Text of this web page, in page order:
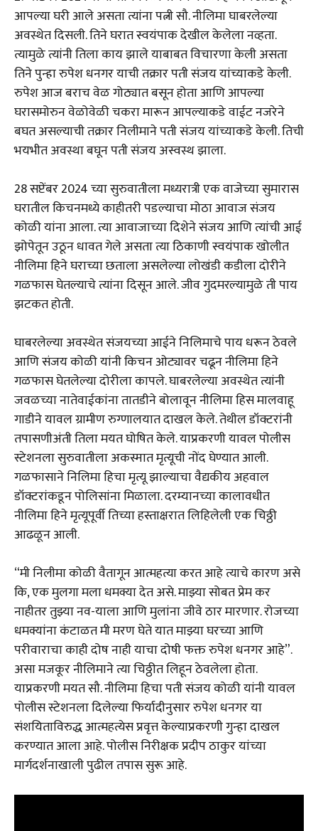
आपल्या घरी आले असता त्यांना पत्नी सौ. नीलिमा घाबरलेल्या
अवस्थेत दिसली. तिने घरात स्वयंपाक देखील केलेला नव्हता.
त्यामुळे त्यांनी तिला काय झाले याबाबत विचारणा केली असता
तिने पुन्हा रुपेश धनगर याची तक्रार पती संजय यांच्याकडे केली.
रुपेश आज बराच वेळ गोठ्यात बसून होता आणि आपल्या
घरासमोरुन वेळोवेळी चकरा मारून आपल्याकडे वाईट नजरेने
बघत असल्याची तक्रार निलीमाने पती संजय यांच्याकडे केली. तिची
भयभीत अवस्था बघून पती संजय अस्वस्थ झाला.
28 सप्टेंबर 2024 च्या सुरुवातीला मध्यरात्री एक वाजेच्या सुमारास
घरातील किचनमध्ये काहीतरी पडल्याचा मोठा आवाज संजय
कोळी यांना आला. त्या आवाजाच्या दिशेने संजय आणि त्यांची आई
झोपेतून उठून धावत गेले असता त्या ठिकाणी स्वयंपाक खोलीत
नीलिमा हिने घराच्या छताला असलेल्या लोखंडी कडीला दोरीने
गळफास घेतल्याचे त्यांना दिसून आले. जीव गुदमरल्यामुळे ती पाय
झटकत होती.
घाबरलेल्या अवस्थेत संजयच्या आईने निलिमाचे पाय धरून ठेवले
आणि संजय कोळी यांनी किचन ओट्यावर चढून नीलिमा हिने
गळफास घेतलेल्या दोरीला कापले. घाबरलेल्या अवस्थेत त्यांनी
जवळच्या नातेवाईकांना तातडीने बोलावून नीलिमा हिस मालवाहू
गाडीने यावल ग्रामीण रुग्णालयात दाखल केले. तेथील डॉक्टरांनी
तपासणीअंती तिला मयत घोषित केले. याप्रकरणी यावल पोलीस
स्टेशनला सुरुवातीला अकस्मात मृत्यूची नोंद घेण्यात आली.
गळफासाने निलिमा हिचा मृत्यू झाल्याचा वैद्यकीय अहवाल
डॉक्टरांकडून पोलिसांना मिळाला. दरम्यानच्या कालावधीत
नीलिमा हिने मृत्यूपूर्वी तिच्या हस्ताक्षरात लिहिलेली एक चिठ्ठी
आढळून आली.
“मी निलीमा कोळी वैतागून आत्महत्या करत आहे त्याचे कारण असे
कि, एक मुलगा मला धमक्या देत असे. माझ्या सोबत प्रेम कर
नाहीतर तुझ्या नव-याला आणि मुलांना जीवे ठार मारणार. रोजच्या
धमक्यांना कंटाळत मी मरण घेते यात माझ्या घरच्या आणि
परीवाराचा काही दोष नाही याचा दोषी फक्त रुपेश धनगर आहे”.
असा मजकूर नीलिमाने त्या चिठ्ठीत लिहून ठेवलेला होता.
याप्रकरणी मयत सौ. नीलिमा हिचा पती संजय कोळी यांनी यावल
पोलीस स्टेशनला दिलेल्या फिर्यादीनुसार रुपेश धनगर या
संशयिताविरुद्ध आत्महत्येस प्रवृत्त केल्याप्रकरणी गुन्हा दाखल
करण्यात आला आहे. पोलीस निरीक्षक प्रदीप ठाकुर यांच्या
मार्गदर्शनाखाली पुढील तपास सुरू आहे.